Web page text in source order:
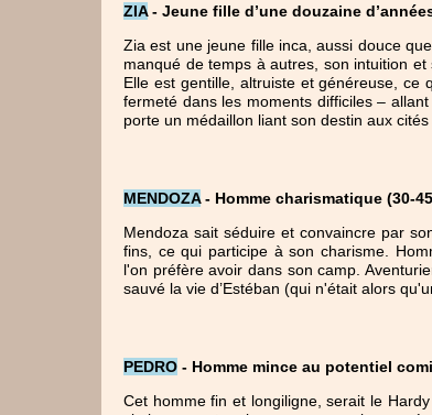
ZIA - Jeune fille d’une douzaine
Zia est une jeune fille inca, aussi douce
manqué de temps à autres, son intuition
Elle est gentille, altruiste et généreuse, ce
fermeté dans les moments difficiles –
porte un médaillon liant son destin aux cités
MENDOZA - Homme charismatique (30-
Mendoza sait séduire et convaincre par
fins, ce qui participe à son charisme.
l'on préfère avoir dans son camp.
sauvé la vie d’Estéban (qui n'était alors
PEDRO - Homme mince au potentiel
Cet homme fin et longiligne, serait le